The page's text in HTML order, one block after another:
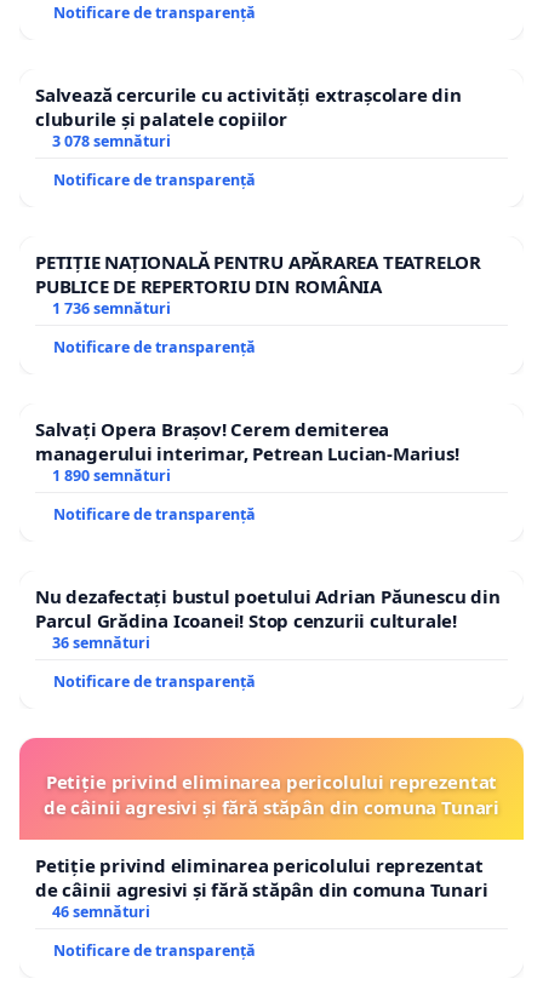
Notificare de transparență
Salvează cercurile cu activități extrașcolare din
cluburile și palatele copiilor
3 078 semnături
Notificare de transparență
PETIȚIE NAȚIONALĂ PENTRU APĂRAREA TEATRELOR
PUBLICE DE REPERTORIU DIN ROMÂNIA
1 736 semnături
Notificare de transparență
Salvați Opera Brașov! Cerem demiterea
managerului interimar, Petrean Lucian-Marius!
1 890 semnături
Notificare de transparență
Nu dezafectați bustul poetului Adrian Păunescu din
Parcul Grădina Icoanei! Stop cenzurii culturale!
36 semnături
Notificare de transparență
Petiție privind eliminarea pericolului reprezentat
de câinii agresivi și fără stăpân din comuna Tunari
Petiție privind eliminarea pericolului reprezentat
de câinii agresivi și fără stăpân din comuna Tunari
46 semnături
Notificare de transparență